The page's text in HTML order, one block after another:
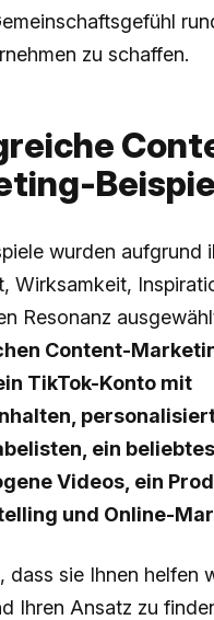
zu schaffen.
wurden aufgrund
Wirksamkeit,
Resonanz
Content-
TikTok-Konto mit
ein
Videos, ein
und Online-
dass sie Ihnen helfen
Ihren Ansatz zu